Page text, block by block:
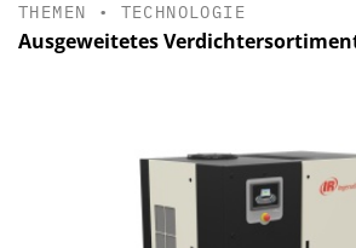
THEMEN • TECHNOLOGIE
Ausgeweitetes